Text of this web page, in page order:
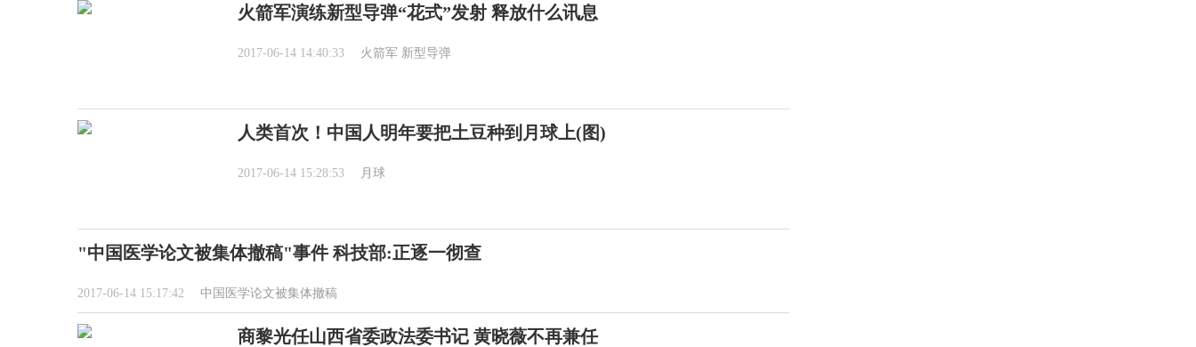
火箭军演练新型导弹“花式”发射 释放什么讯息
2017-06-14 14:40:33 火箭军 新型导弹
人类首次！中国人明年要把土豆种到月球上(图)
2017-06-14 15:28:53 月球
"中国医学论文被集体撤稿"事件 科技部:正逐一彻查
2017-06-14 15:17:42 中国医学论文被集体撤稿
商黎光任山西省委政法委书记 黄晓薇不再兼任